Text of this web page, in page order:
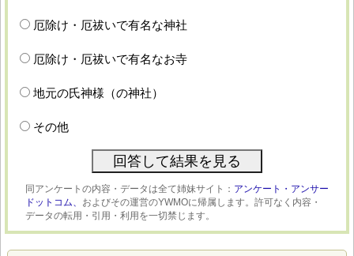
厄除け・厄祓いで有名な神社
厄除け・厄祓いで有名なお寺
地元の氏神様（の神社）
その他
同アンケートの内容・データは全て姉妹サイト： アンケート・アンサー
ドットコム、 およびその運営のYWMOに帰属します。許可なく内容・
データの転用・引用・利用を一切禁じます。